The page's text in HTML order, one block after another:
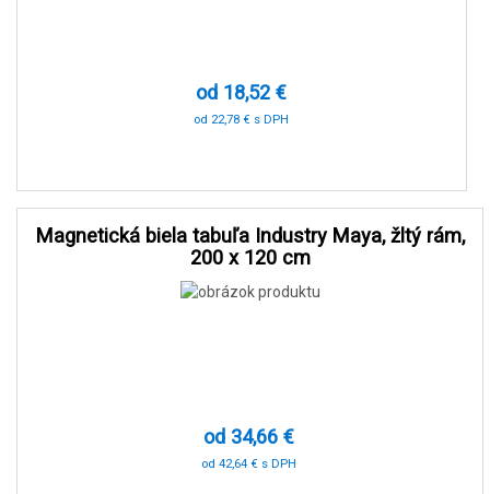
od 18,52 €
od 22,78 € s DPH
Magnetická biela tabuľa Industry Maya, žltý rám,
200 x 120 cm
od 34,66 €
od 42,64 € s DPH